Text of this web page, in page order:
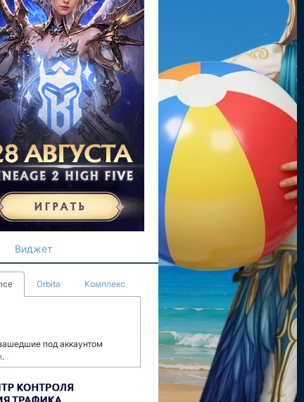
Виджет
Orbita Комплекс
под аккаунтом
.